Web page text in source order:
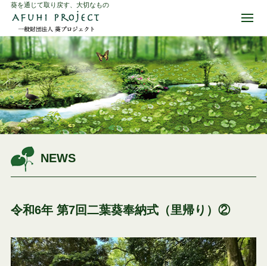
葵を通じて取り戻す、大切なもの
NEWS
令和6年 第7回二葉葵奉納式（里帰り）②